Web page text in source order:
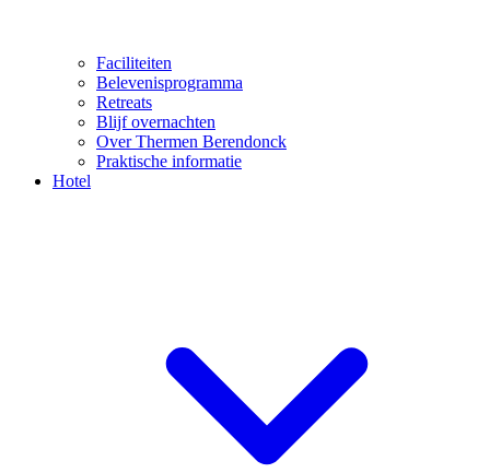
Faciliteiten
Belevenisprogramma
Retreats
Blijf overnachten
Over Thermen Berendonck
Praktische informatie
Hotel